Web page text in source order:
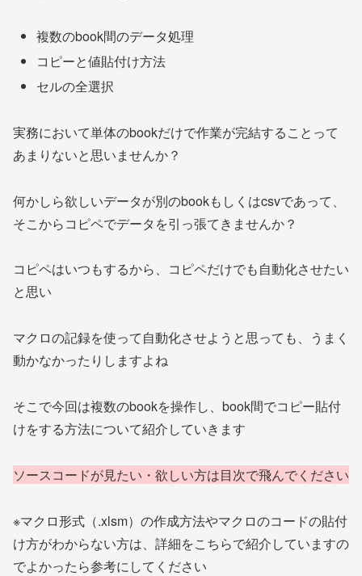
複数のbook間のデータ処理
コピーと値貼付け方法
セルの全選択
実務において単体のbookだけで作業が完結することって
あまりないと思いませんか？
何かしら欲しいデータが別のbookもしくはcsvであって、
そこからコピペでデータを引っ張てきませんか？
コピペはいつもするから、コピペだけでも自動化させたい
と思い
マクロの記録を使って自動化させようと思っても、うまく
動かなかったりしますよね
そこで今回は複数のbookを操作し、book間でコピー貼付
けをする方法について紹介していきます
ソースコードが見たい ・ 欲しい方は目次で飛んでください
※マクロ形式（.xlsm）の作成方法やマクロのコードの貼付
け方がわからない方は、詳細をこちらで紹介していますの
でよかったら参考にしてください